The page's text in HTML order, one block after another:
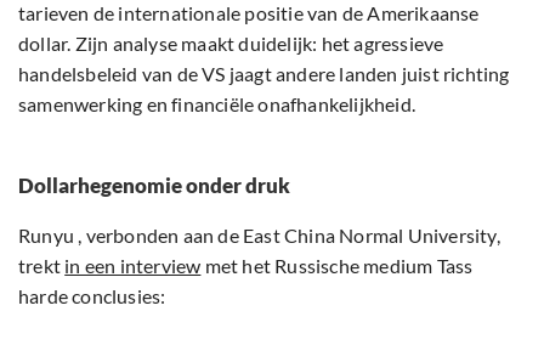
tarieven de internationale positie van de Amerikaanse
dollar. Zijn analyse maakt duidelijk: het agressieve
handelsbeleid van de VS jaagt andere landen juist richting
samenwerking en financiële onafhankelijkheid.
Dollarhegenomie onder druk
Runyu , verbonden aan de East China Normal University,
trekt in een interview met het Russische medium Tass
harde conclusies: